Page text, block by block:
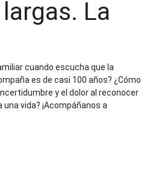
La
cuando escucha que la
es de casi 100 años? ¿Cómo
y el dolor al reconocer
vida? ¡Acompáñanos a